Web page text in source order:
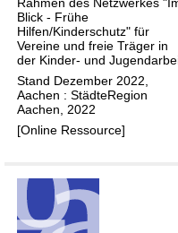
n
u
n
d
t
u
'
a
!
Blick - Frühe
Hilfen/Kinderschutz" für
Vereine und freie Träger in
der Kinder- und
Stand Dezember 2022,
Aachen : StädteRegion
Aachen, 2022
[Online Ressource]